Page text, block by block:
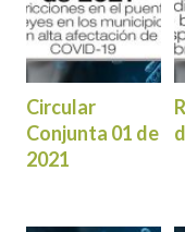
Circular
Conjunta 01 de
2021